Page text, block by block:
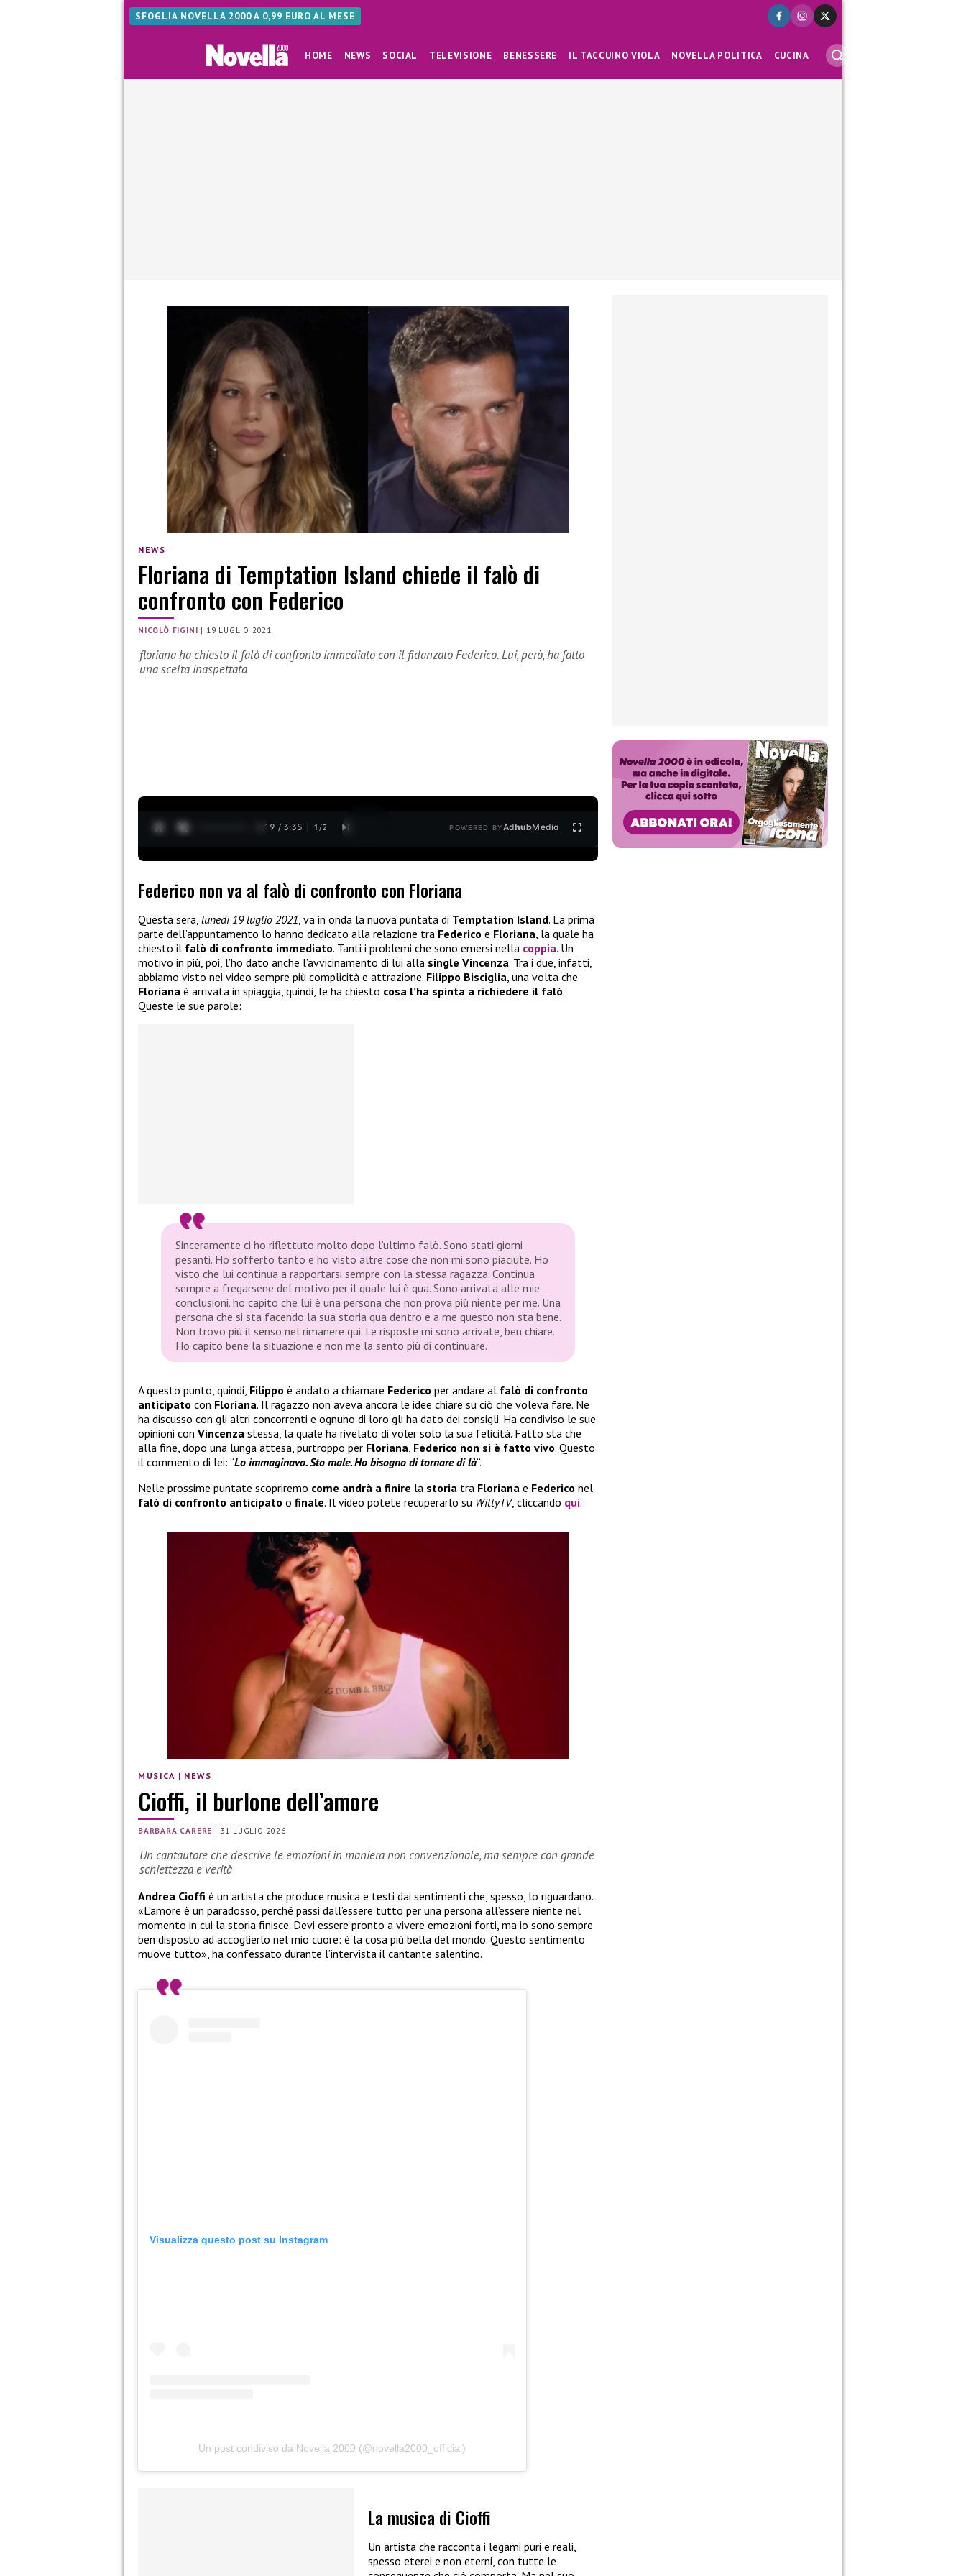
SFOGLIA NOVELLA 2000 A 0,99 EURO AL MESE
HOME NEWS SOCIAL TELEVISIONE BENESSERE IL TACCUINO VIOLA NOVELLA POLITICA CUCINA
NEWS
Floriana di Temptation Island chiede il falò di
confronto con Federico
NICOLÒ FIGINI | 19 LUGLIO 2021
floriana ha chiesto il falò di confronto immediato con il fidanzato Federico. Lui, però, ha fatto
una scelta inaspettata
0:20 / 3:35 1 /2 POWERED BYAdhubMedia
Federico non va al falò di confronto con Floriana
Questa sera, lunedì 19 luglio 2021, va in onda la nuova puntata di Temptation Island. La prima
parte dell’appuntamento lo hanno dedicato alla relazione tra Federico e Floriana, la quale ha
chiesto il falò di confronto immediato. Tanti i problemi che sono emersi nella coppia. Un
motivo in più, poi, l’ho dato anche l’avvicinamento di lui alla single Vincenza. Tra i due, infatti,
abbiamo visto nei video sempre più complicità e attrazione. Filippo Bisciglia, una volta che
Floriana è arrivata in spiaggia, quindi, le ha chiesto cosa l’ha spinta a richiedere il falò.
Queste le sue parole:
Sinceramente ci ho riflettuto molto dopo l’ultimo falò. Sono stati giorni
pesanti. Ho sofferto tanto e ho visto altre cose che non mi sono piaciute. Ho
visto che lui continua a rapportarsi sempre con la stessa ragazza. Continua
sempre a fregarsene del motivo per il quale lui è qua. Sono arrivata alle mie
conclusioni. ho capito che lui è una persona che non prova più niente per me. Una
persona che si sta facendo la sua storia qua dentro e a me questo non sta bene.
Non trovo più il senso nel rimanere qui. Le risposte mi sono arrivate, ben chiare.
Ho capito bene la situazione e non me la sento più di continuare.
A questo punto, quindi, Filippo è andato a chiamare Federico per andare al falò di confronto
anticipato con Floriana. Il ragazzo non aveva ancora le idee chiare su ciò che voleva fare. Ne
ha discusso con gli altri concorrenti e ognuno di loro gli ha dato dei consigli. Ha condiviso le sue
opinioni con Vincenza stessa, la quale ha rivelato di voler solo la sua felicità. Fatto sta che
alla fine, dopo una lunga attesa, purtroppo per Floriana, Federico non si è fatto vivo. Questo
il commento di lei: “Lo immaginavo. Sto male. Ho bisogno di tornare di là“.
Nelle prossime puntate scopriremo come andrà a finire la storia tra Floriana e Federico nel
falò di confronto anticipato o finale. Il video potete recuperarlo su WittyTV, cliccando qui.
MUSICA | NEWS
Cioffi, il burlone dell’amore
BARBARA CARERE | 31 LUGLIO 2026
Un cantautore che descrive le emozioni in maniera non convenzionale, ma sempre con grande
schiettezza e verità
Andrea Cioffi è un artista che produce musica e testi dai sentimenti che, spesso, lo riguardano.
«L’amore è un paradosso, perché passi dall’essere tutto per una persona all’essere niente nel
momento in cui la storia finisce. Devi essere pronto a vivere emozioni forti, ma io sono sempre
ben disposto ad accoglierlo nel mio cuore: è la cosa più bella del mondo. Questo sentimento
muove tutto», ha confessato durante l’intervista il cantante salentino.
Visualizza questo post su Instagram
Un post condiviso da Novella 2000 (@novella2000_official)
La musica di Cioffi
Un artista che racconta i legami puri e reali,
spesso eterei e non eterni, con tutte le